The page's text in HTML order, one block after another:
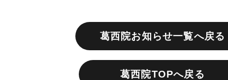
葛西院お知らせ一覧へ戻る
葛西院TOPへ戻る